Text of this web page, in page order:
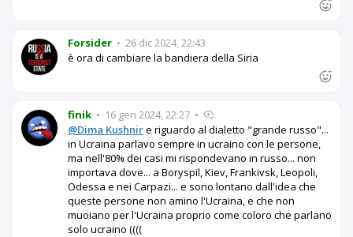
Forsider • 26 dic 2024, 22:43
è ora di cambiare la bandiera della Siria
finik • 16 gen 2024, 22:27 •
@Dima Kushnire riguardo al dialetto "grande russo"...
in Ucraina parlavo sempre in ucraino con le persone,
ma nell'80% dei casi mi rispondevano in russo... non
importava dove... a Boryspil, Kiev, Frankivsk, Leopoli,
Odessa e nei Carpazi... e sono lontano dall'idea che
queste persone non amino l'Ucraina, e che non
muoiano per l'Ucraina proprio come coloro che parlano
solo ucraino ((((